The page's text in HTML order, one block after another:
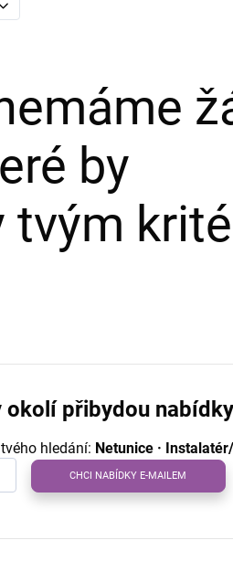
by
tvým
okolí přibydou
hledání: Netunice ·
CHCI NABÍDKY E-MAILEM